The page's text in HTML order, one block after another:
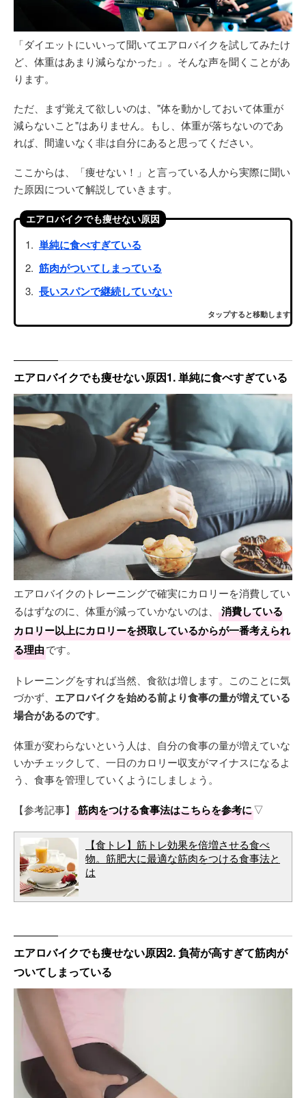
「ダイエットにいいって聞いてエアロバイクを試してみたけ
ど、体重はあまり減らなかった」。そんな声を聞くことがあ
ります。
ただ、まず覚えて欲しいのは、"体を動かしておいて体重が
減らないこと"はありません。もし、体重が落ちないのであ
れば、間違いなく非は自分にあると思ってください。
ここからは、「痩せない！」と言っている人から実際に聞い
た原因について解説していきます。
エアロバイクでも痩せない原因
単純に食べすぎている
筋肉がついてしまっている
長いスパンで継続していない
タップすると移動します
エアロバイクでも痩せない原因1. 単純に食べすぎている
エアロバイクのトレーニングで確実にカロリーを消費してい
るはずなのに、体重が減っていかないのは、
消費している
カロリー以上にカロリーを摂取しているからが一番考えられ
る理由です。
トレーニングをすれば当然、食欲は増します。このことに気
づかず、 エアロバイクを始める前より食事の量が増えている
場合があるのです。
体重が変わらないという人は、自分の食事の量が増えていな
いかチェックして、一日のカロリー収支がマイナスになるよ
う、食事を管理していくようにしましょう。
【参考記事】 筋肉をつける食事法はこちらを参考に▽
【食トレ】筋トレ効果を倍増させる食べ
物。筋肥大に最適な筋肉をつける食事法と
は
エアロバイクでも痩せない原因2. 負荷が高すぎて筋肉が
ついてしまっている